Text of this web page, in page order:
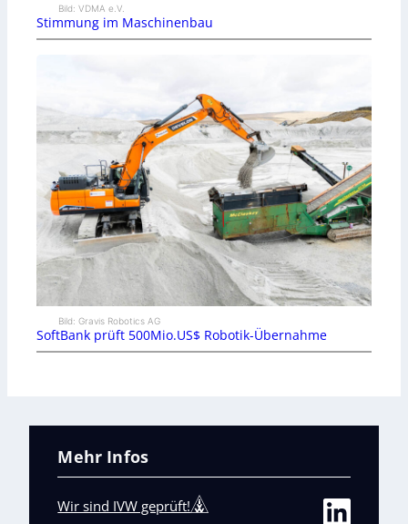
Bild: VDMA e.V.
Stimmung im Maschinenbau
Bild: Gravis Robotics AG
SoftBank prüft 500Mio.US$ Robotik-Übernahme
Mehr Infos
Wir sind IVW geprüft!